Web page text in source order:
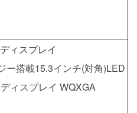
ィスプレイ
ー搭載15.3インチ(対角)LED
ィスプレイ WQXGA